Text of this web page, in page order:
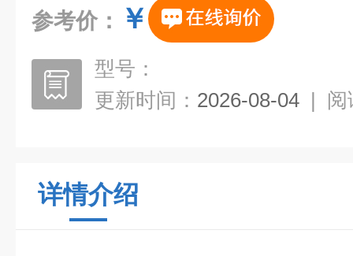
参考价： ￥
型号：
更新时间： 2026-08-04 | 阅
详情介绍